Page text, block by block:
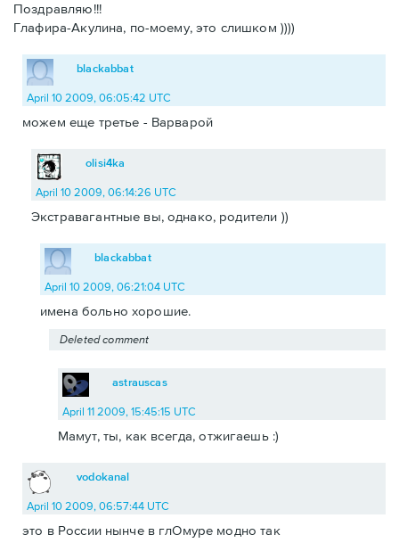
Поздравляю!!!
Глафира-Акулина, по-моему, это слишком ))))
blackabbat
April 10 2009, 06:05:42 UTC
можем еще третье - Варварой
olisi4ka
April 10 2009, 06:14:26 UTC
Экстравагантные вы, однако, родители ))
blackabbat
April 10 2009, 06:21:04 UTC
имена больно хорошие.
Deleted comment
astrauscas
April 11 2009, 15:45:15 UTC
Мамут, ты, как всегда, отжигаешь :)
vodokanal
April 10 2009, 06:57:44 UTC
это в России нынче в глОмуре модно так